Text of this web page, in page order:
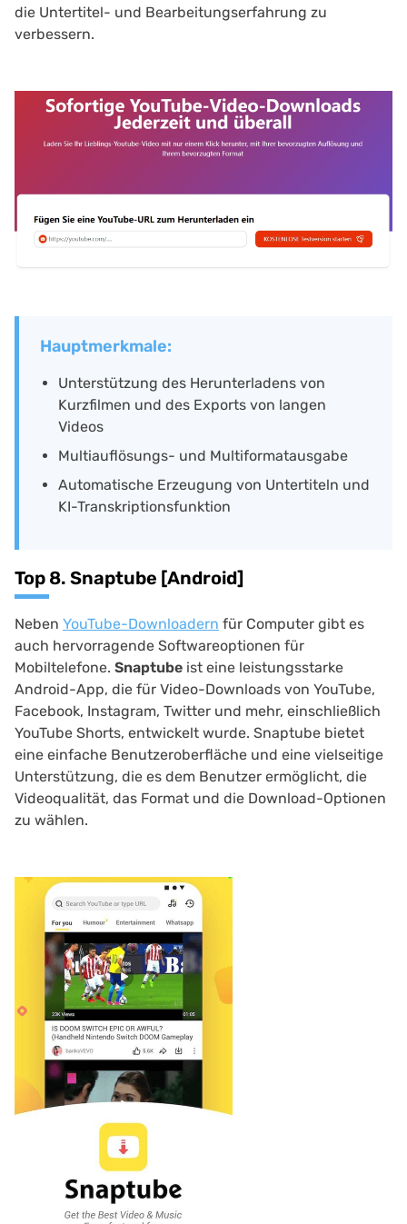
die Untertitel- und Bearbeitungserfahrung zu
verbessern.
Hauptmerkmale:
Unterstützung des Herunterladens von
Kurzfilmen und des Exports von langen
Videos
Multiauflösungs- und Multiformatausgabe
Automatische Erzeugung von Untertiteln und
KI-Transkriptionsfunktion
Top 8. Snaptube [Android]
Neben YouTube-Downloadern für Computer gibt es
auch hervorragende Softwareoptionen für
Mobiltelefone. Snaptube ist eine leistungsstarke
Android-App, die für Video-Downloads von YouTube,
Facebook, Instagram, Twitter und mehr, einschließlich
YouTube Shorts, entwickelt wurde. Snaptube bietet
eine einfache Benutzeroberfläche und eine vielseitige
Unterstützung, die es dem Benutzer ermöglicht, die
Videoqualität, das Format und die Download-Optionen
zu wählen.